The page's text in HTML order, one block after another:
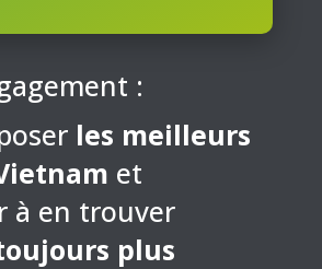
:
les meilleurs
et
à en trouver
plus